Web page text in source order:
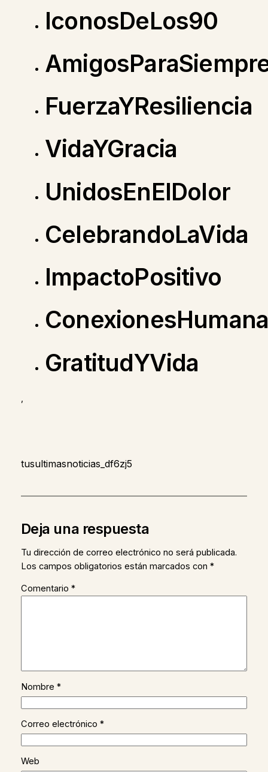
IconosDeLos90
FuerzaYResiliencia
VidaYGracia
UnidosEnElDolor
CelebrandoLaVida
ImpactoPositivo
GratitudYVida
,
tusultimasnoticias_df6zj5
Deja una respuesta
Tu dirección de correo electrónico no será publicada.
Los campos obligatorios están marcados con *
Comentario *
Nombre *
Correo electrónico *
Web